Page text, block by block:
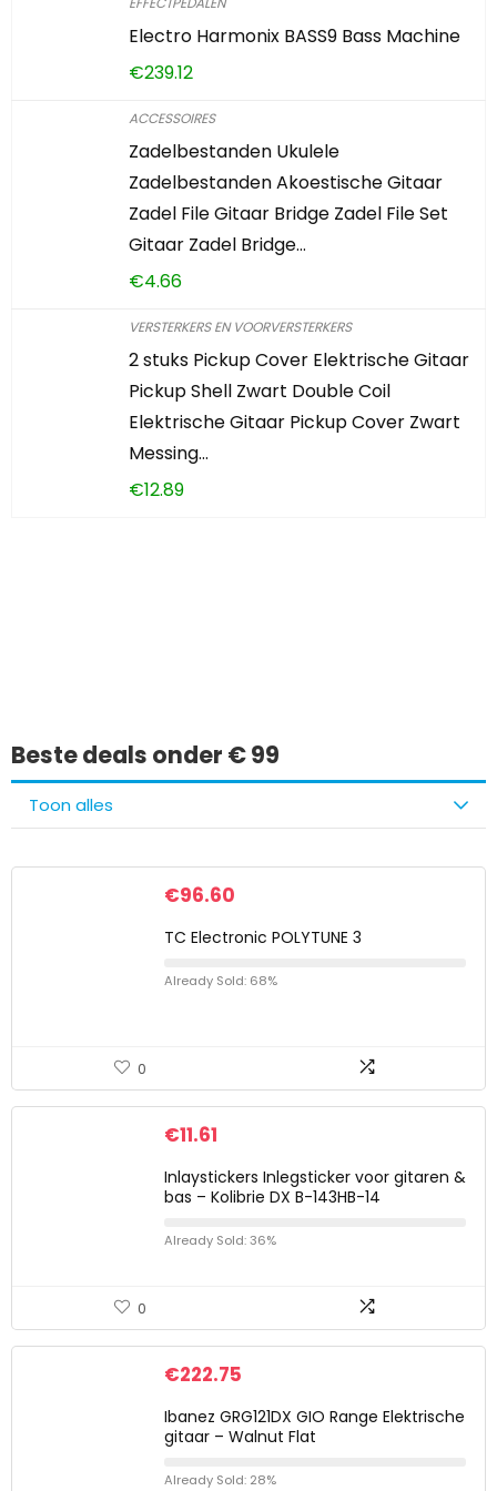
Electro Harmonix BASS9 Bass Machine
€239.12
ACCESSOIRES
Zadelbestanden Ukulele
Zadelbestanden Akoestische Gitaar
Zadel File Gitaar Bridge Zadel File Set
Gitaar Zadel Bridge…
€4.66
VERSTERKERS EN VOORVERSTERKERS
2 stuks Pickup Cover Elektrische Gitaar
Pickup Shell Zwart Double Coil
Elektrische Gitaar Pickup Cover Zwart
Messing…
€12.89
Beste deals onder € 99
Toon alles
€96.60
TC Electronic POLYTUNE 3
Already Sold: 68%
0
€11.61
Inlaystickers Inlegsticker voor gitaren &
bas – Kolibrie DX B-143HB-14
Already Sold: 36%
0
€222.75
Ibanez GRG121DX GIO Range Elektrische
gitaar – Walnut Flat
Already Sold: 28%